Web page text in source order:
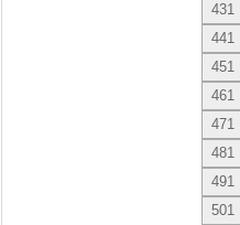
431
441
451
461
471
481
491
501